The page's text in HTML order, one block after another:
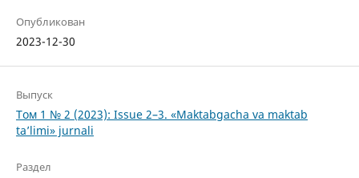
Опубликован
2023-12-30
Выпуск
Том 1 № 2 (2023): Issue 2–3. «Maktabgacha va maktab
ta’limi» jurnali
Раздел